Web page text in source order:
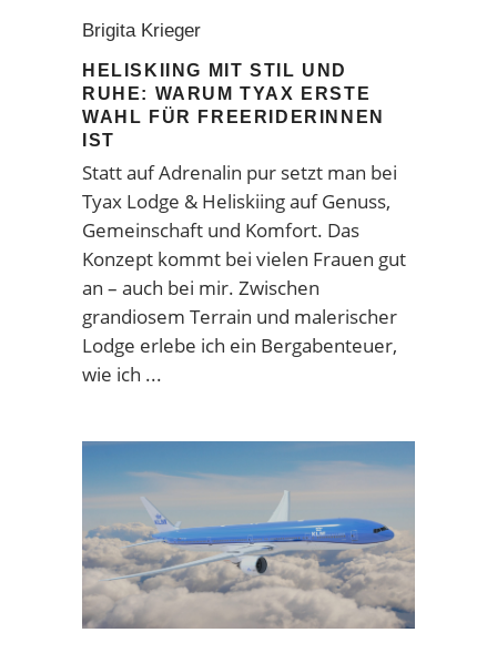
Brigita Krieger
HELISKIING MIT STIL UND
RUHE: WARUM TYAX ERSTE
WAHL FÜR FREERIDERINNEN
IST
Statt auf Adrenalin pur setzt man bei
Tyax Lodge & Heliskiing auf Genuss,
Gemeinschaft und Komfort. Das
Konzept kommt bei vielen Frauen gut
an – auch bei mir. Zwischen
grandiosem Terrain und malerischer
Lodge erlebe ich ein Bergabenteuer,
wie ich